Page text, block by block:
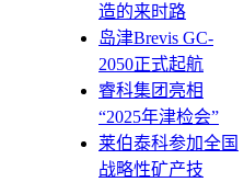
造的来时路
岛津Brevis GC-
2050正式起航
睿科集团亮相
“2025年津检会”
莱伯泰科参加全国
战略性矿产技